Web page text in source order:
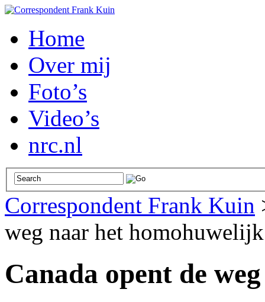
Home
Over mij
Foto’s
Video’s
nrc.nl
Correspondent Frank Kuin
weg naar het homohuwelijk
Canada opent de